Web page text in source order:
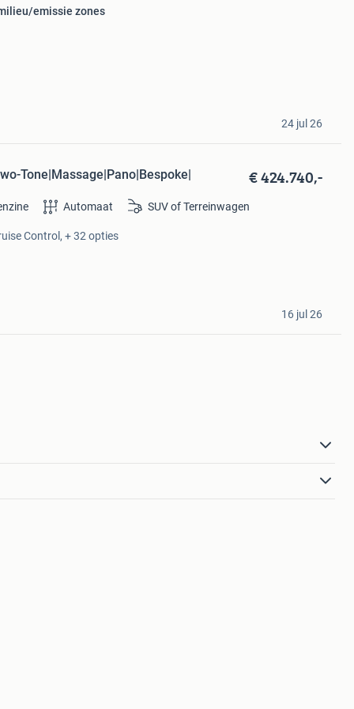
emissie zones
24 jul 26
Tone|Massage|Pano|Bespoke| € 424.740,-
Automaat SUV of Terreinwagen
Control, + 32 opties
16 jul 26